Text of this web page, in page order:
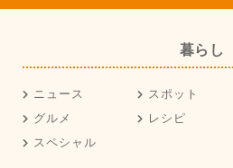
暮らし
ニュース スポット
グルメ
レシピ
スペシャル